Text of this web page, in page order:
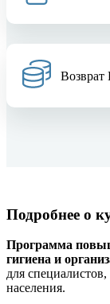
Подробнее о
Программа
гигиена и
для
населения.